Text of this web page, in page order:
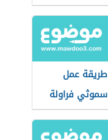
طريقة عمل
سموثي فراولة